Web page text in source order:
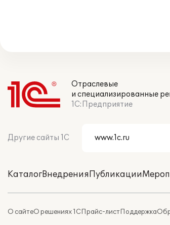
Отраслевые
и специализированные
1С:Предприятие
Другие сайты 1С
КаталогВнедренияПубликации
О сайтеО решениях 1СПрайс-листПоддержка